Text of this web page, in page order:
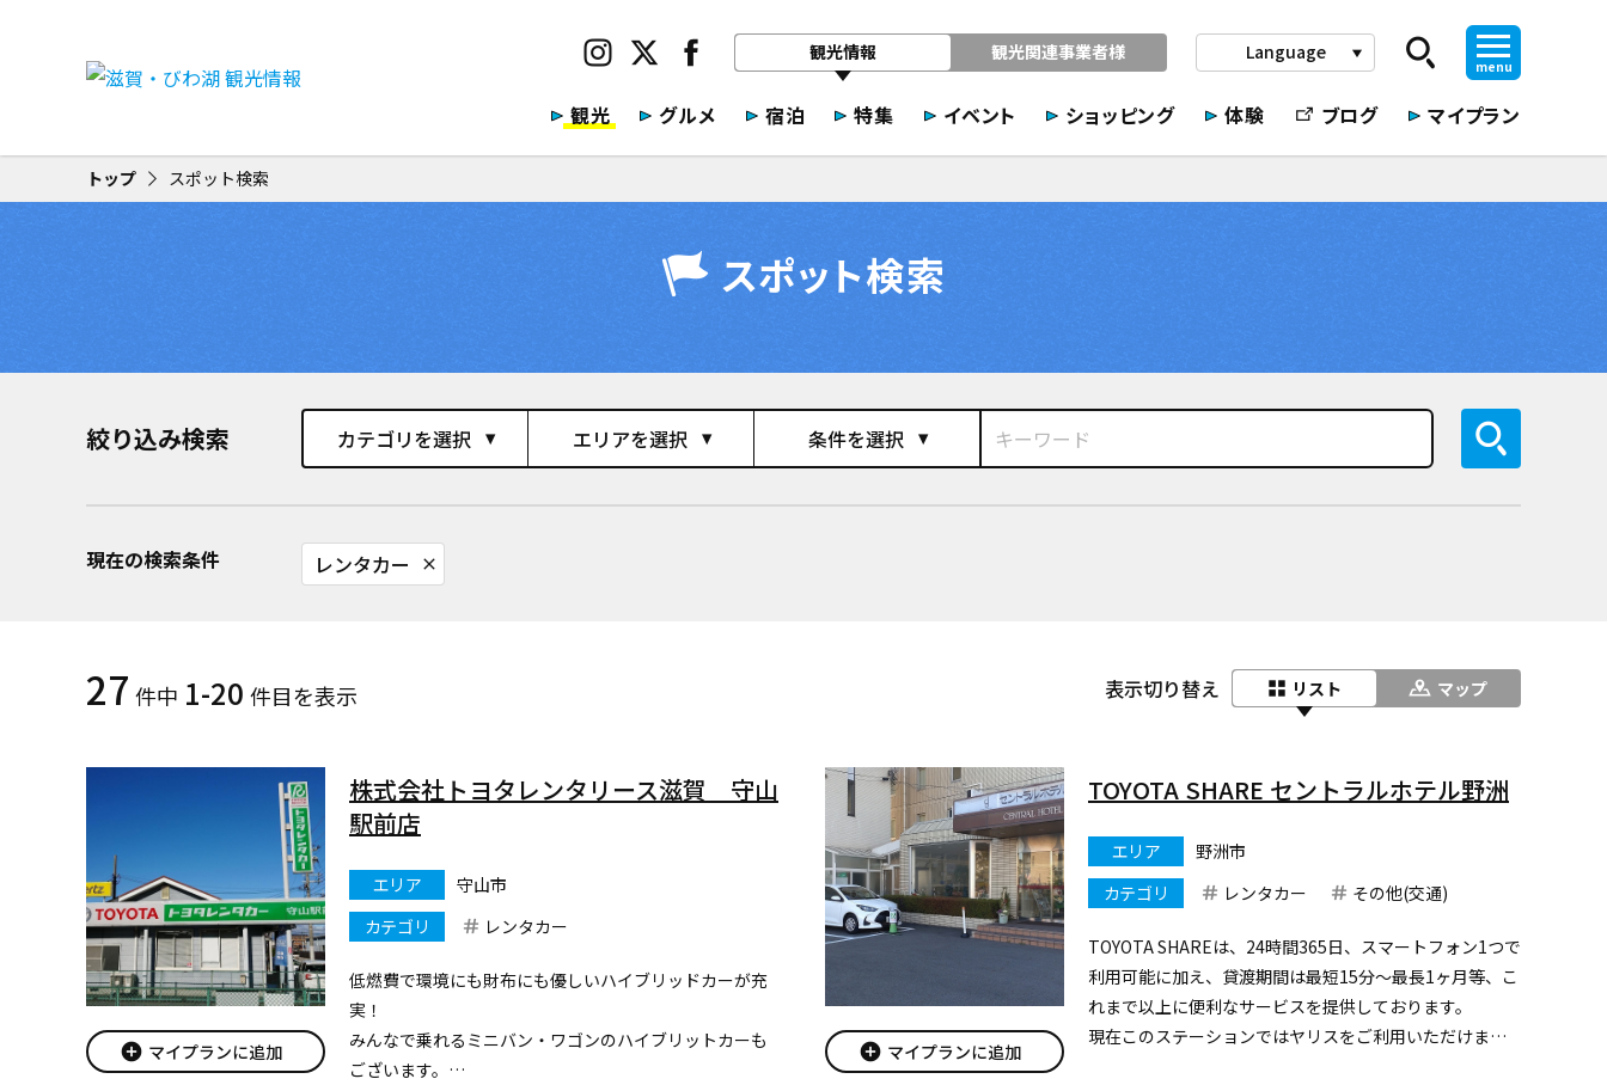
観光情報 観光関連事業者様 Language play_arrow
menu
観光 グルメ 宿泊 特集 イベント ショッピング 体験 ブログ マイプラン
トップ スポット検索
スポット検索
絞り込み検索 カテゴリを選択 play_arrow エリアを選択 play_arrow 条件を選択 play_arrow
現在の検索条件 レンタカー close
27 件中 1-20 件目を表示 表示切り替え リスト マップ
add_circle マイプランに追加
株式会社トヨタレンタリース滋賀 守山
駅前店
エリア
守山市
カテゴリ
レンタカー
低燃費で環境にも財布にも優しいハイブリッドカーが充
実！
みんなで乗れるミニバン・ワゴンのハイブリットカーも
ございます。
add_circle マイプランに追加
TOYOTA SHARE セントラルホテル野洲
エリア
野洲市
カテゴリ
レンタカー その他(交通)
TOYOTA SHAREは、24時間365日、スマートフォン1つで
利用可能に加え、貸渡期間は最短15分～最長1ヶ月等、こ
れまで以上に便利なサービスを提供しております。
現在このステーションではヤリスをご利用いただけま